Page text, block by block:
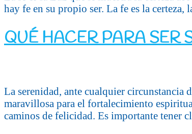
hay fe en su propio ser. La fe es la
QUÉ HACER PARA SER
La serenidad, ante cualquier circunstancia
maravillosa para el fortalecimiento
caminos de felicidad. Es importante tener